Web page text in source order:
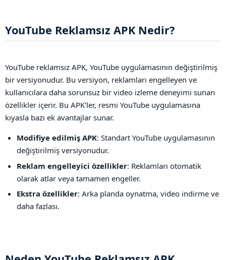
YouTube Reklamsız APK Nedir?​
YouTube reklamsız APK, YouTube uygulamasının değiştirilmiş
bir versiyonudur. Bu versiyon, reklamları engelleyen ve
kullanıcılara daha sorunsuz bir video izleme deneyimi sunan
özellikler içerir. Bu APK'ler, resmi YouTube uygulamasına
kıyasla bazı ek avantajlar sunar.
Modifiye edilmiş APK: Standart YouTube uygulamasının
değiştirilmiş versiyonudur.
Reklam engelleyici özellikler: Reklamları otomatik
olarak atlar veya tamamen engeller.
Ekstra özellikler: Arka planda oynatma, video indirme ve
daha fazlası.